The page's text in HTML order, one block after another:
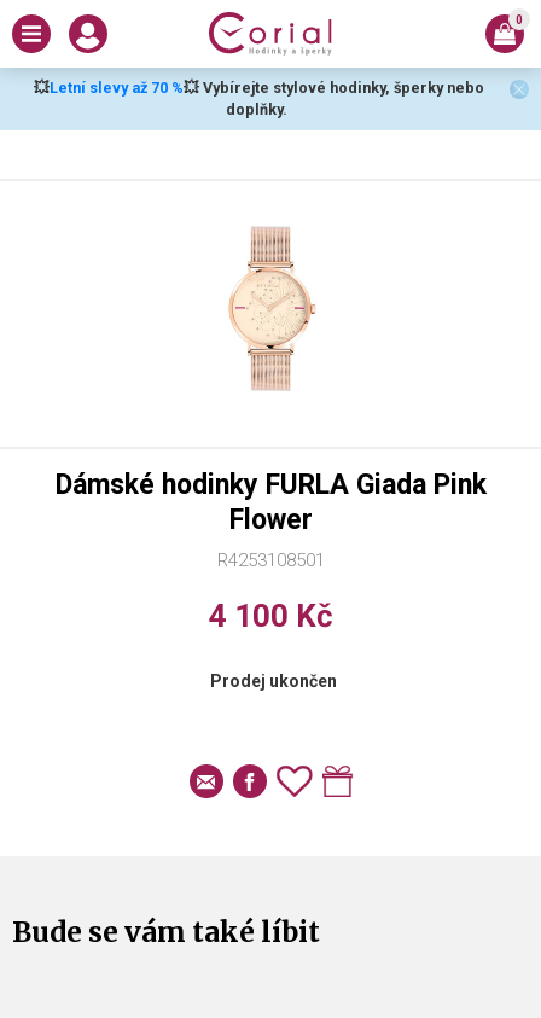
💥Letní slevy až 70 %💥 Vybírejte stylové hodinky, šperky nebo
doplňky.
0
R4253108501
Dámské hodinky FURLA Giada Pink
Flower
4 100 Kč
Prodej ukončen
Bude se vám také líbit